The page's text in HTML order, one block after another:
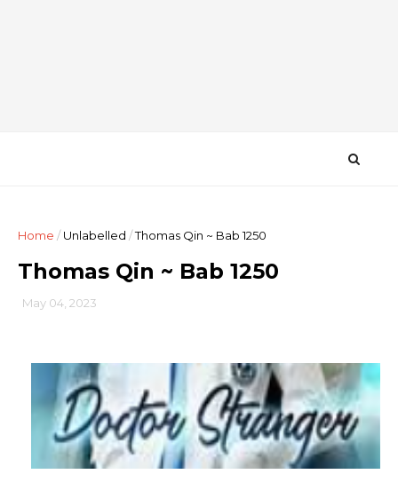
Home /Unlabelled /Thomas Qin ~ Bab 1250
Thomas Qin ~ Bab 1250
May 04, 2023